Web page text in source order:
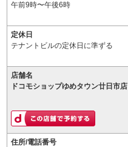
午前9時〜午後6時
定休日
テナントビルの定休日に準ずる
店舗名
ドコモショップゆめタウン廿日市店
住所/電話番号